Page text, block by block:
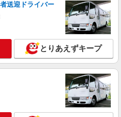
送迎ドライバー
とりあえずキープ